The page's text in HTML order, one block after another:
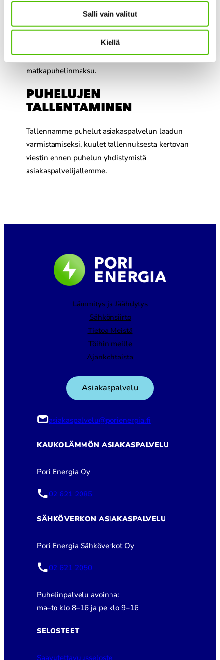
Salli vain valitut
Kiellä
Pori Energian palvelunumeroihin soitetut puhelut
ovat lisämaksuttomia. Puheluista ja jonotuksesta
peritään vain soittajan oman operaattorin
sopimuksen mukainen paikallisverkko- ja
matkapuhelinmaksu.
PUHELUJEN
TALLENTAMINEN
Tallennamme puhelut asiakaspalvelun laadun
varmistamiseksi, kuulet tallennuksesta kertovan
viestin ennen puhelun yhdistymistä
asiakaspalvelijallemme.
Lämmitys ja Jäähdytys
Sähkönsiirto
Tietoa Meistä
Töihin meille
Ajankohtaista
Asiakaspalvelu
asiakaspalvelu@porienergia.fi
KAUKOLÄMMÖN ASIAKASPALVELU
Pori Energia Oy
02 621 2085
SÄHKÖVERKON ASIAKASPALVELU
Pori Energia Sähköverkot Oy
02 621 2050
Puhelinpalvelu avoinna:
ma–to klo 8–16 ja pe klo 9–16
SELOSTEET
Saavutettavuusseloste